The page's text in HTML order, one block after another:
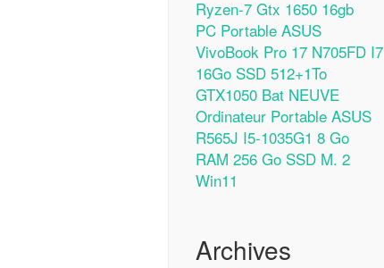
Ryzen-7 Gtx 1650 16gb
PC Portable ASUS
VivoBook Pro 17 N705FD I7
16Go SSD 512+1To
GTX1050 Bat NEUVE
Ordinateur Portable ASUS
R565J I5-1035G1 8 Go
RAM 256 Go SSD M. 2
Win11
Archives